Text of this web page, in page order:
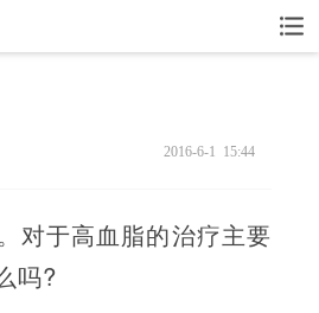
2016-6-1 15:44
对于高血脂的治疗主要
吗?